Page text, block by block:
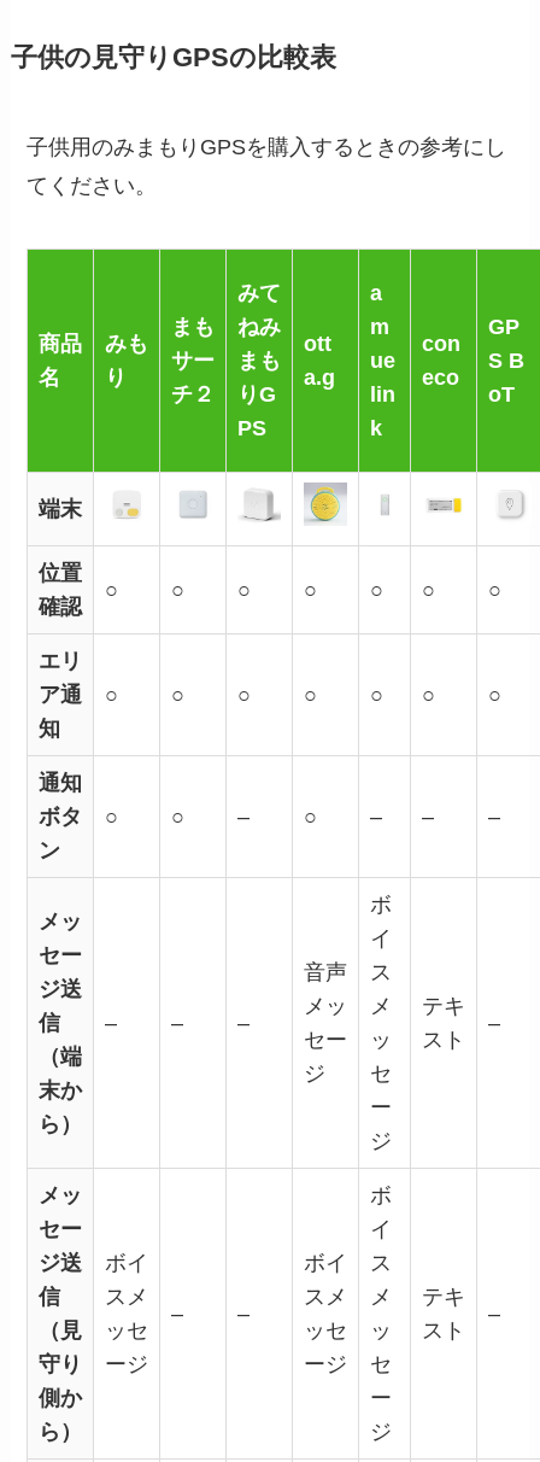
子供の見守りGPSの比較表
子供用のみまもりGPSを購入するときの参考にし
てください。
商品
名
みも
り
まも
サー
チ２
みて
ねみ
まも
りG
PS
ott
a.g
a
m
ue
lin
k
con
eco
GP
S B
oT
端末
位置
確認
○ ○ ○ ○ ○ ○ ○
エリ
ア通
知
○ ○ ○ ○ ○ ○ ○
通知
ボタ
ン
○ ○ – ○ – – –
メッ
セー
ジ送
信
（端
末か
ら）
– – –
音声
メッ
セー
ジ
ボ
イ
ス
メ
ッ
セ
ー
ジ
テキ
スト
–
メッ
セー
ジ送
信
（見
守り
側か
ら）
ボイ
スメ
ッセ
ージ
– –
ボイ
スメ
ッセ
ージ
ボ
イ
ス
メ
ッ
セ
ー
ジ
テキ
スト
–